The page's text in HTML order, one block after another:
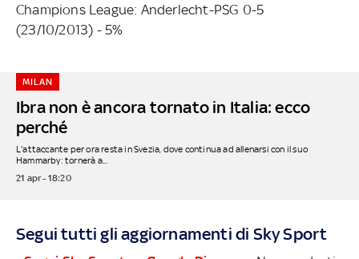
Champions League: Anderlecht-PSG 0-5
(23/10/2013) - 5%
Ibra non è ancora tornato in Italia: ecco
perché
MILAN
L'attaccante per ora resta in Svezia, dove continua ad allenarsi con il suo
Hammarby: tornerà a...
21 apr - 18:20
Segui tutti gli aggiornamenti di Sky Sport